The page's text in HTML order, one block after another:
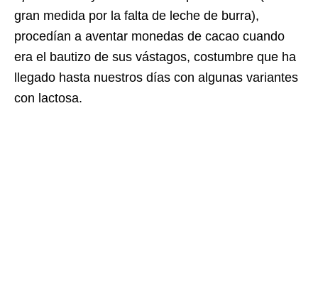
gran medida por la falta de leche de burra),
procedían a aventar monedas de cacao cuando
era el bautizo de sus vástagos, costumbre que ha
llegado hasta nuestros días con algunas variantes
con lactosa.